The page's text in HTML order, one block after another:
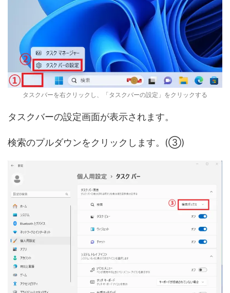
タスクバーを右クリックし、「タスクバーの設定」をクリックする
タスクバーの設定画面が表示されます。
検索のプルダウンをクリックします。(③)